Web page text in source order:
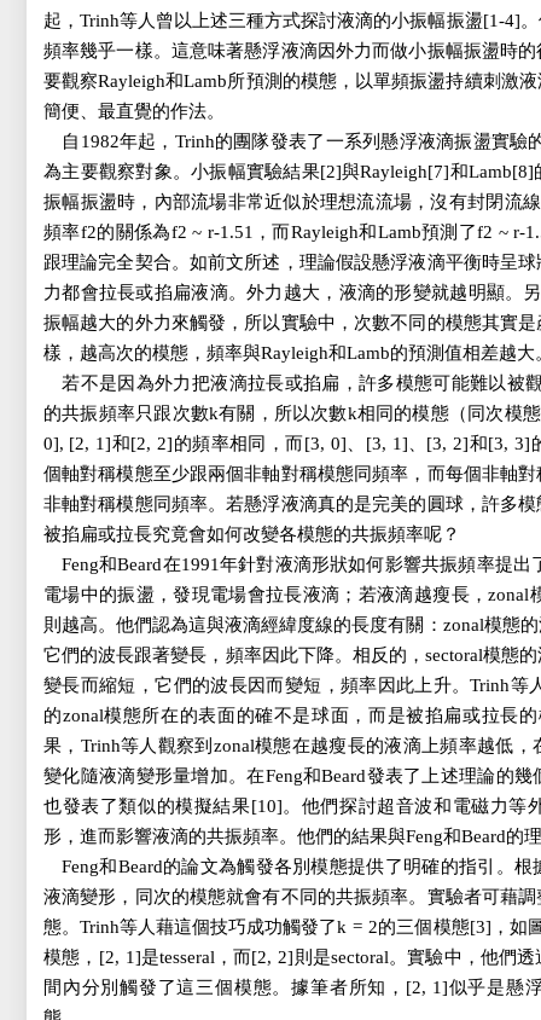
起，Trinh等人曾以上述三種方式探討液滴的小振幅振盪[1-4]
頻率幾乎一樣。這意味著懸浮液滴因外力而做小振幅振盪時
要觀察Rayleigh和Lamb所預測的模態，以單頻振盪持續刺激
簡便、最直覺的作法。
自1982年起，Trinh的團隊發表了一系列懸浮液滴振盪實驗
為主要觀察對象。小振幅實驗結果[2]與Rayleigh[7]和
振幅振盪時，內部流場非常近似於理想流流場，沒有封閉流
頻率f2的關係為f2 ~ r-1.51，而Rayleigh和Lamb預測了f2 ~ r-
跟理論完全契合。如前文所述，理論假設懸浮液滴平衡時呈
力都會拉長或掐扁液滴。外力越大，液滴的形變就越明顯。
振幅越大的外力來觸發，所以實驗中，次數不同的模態其實
樣，越高次的模態，頻率與Rayleigh和Lamb的預測值相差越大
若不是因為外力把液滴拉長或掐扁，許多模態可能難以被
的共振頻率只跟次數k有關，所以次數k相同的模態（同次模
0], [2, 1]和[2, 2]的頻率相同，而[3, 0]、[3, 1]、[3, 2]和[3, 3]
個軸對稱模態至少跟兩個非軸對稱模態同頻率，而每個非軸
非軸對稱模態同頻率。若懸浮液滴真的是完美的圓球，許多
被掐扁或拉長究竟會如何改變各模態的共振頻率呢？
Feng和Beard在1991年針對液滴形狀如何影響共振頻率提
電場中的振盪，發現電場會拉長液滴；若液滴越瘦長，zonal
則越高。他們認為這與液滴經緯度線的長度有關：zonal模態
它們的波長跟著變長，頻率因此下降。相反的，sectoral模態
變長而縮短，它們的波長因而變短，頻率因此上升。Trinh等
的zonal模態所在的表面的確不是球面，而是被掐扁或拉長
果，Trinh等人觀察到zonal模態在越瘦長的液滴上頻率越低
變化隨液滴變形量增加。在Feng和Beard發表了上述理論的幾
也發表了類似的模擬結果[10]。他們探討超音波和電磁力等
形，進而影響液滴的共振頻率。他們的結果與Feng和Beard的
Feng和Beard的論文為觸發各別模態提供了明確的指引。
液滴變形，同次的模態就會有不同的共振頻率。實驗者可藉
態。Trinh等人藉這個技巧成功觸發了k = 2的三個模態[3]，如
模態，[2, 1]是tesseral，而[2, 2]則是sectoral。實驗中，他們
間內分別觸發了這三個模態。據筆者所知，[2, 1]似乎是懸